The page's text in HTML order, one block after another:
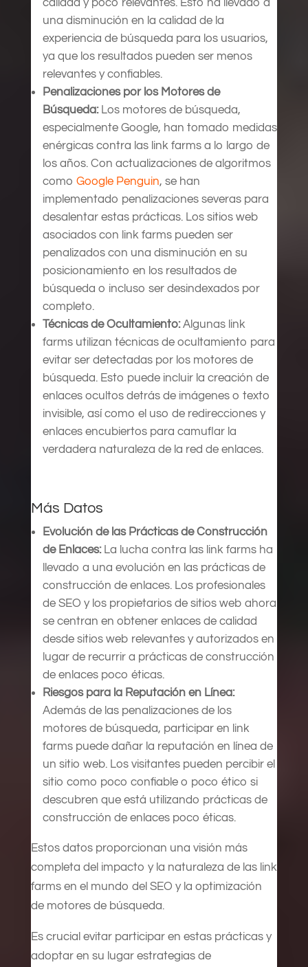
una disminución en la calidad de la
experiencia de búsqueda para los usuarios,
ya que los resultados pueden ser menos
relevantes y confiables.
Penalizaciones por los Motores de
Búsqueda:Los motores de búsqueda,
especialmente Google, han tomado medidas
enérgicas contra las link farms a lo largo de
los años. Con actualizaciones de algoritmos
como Google Penguin, se han
implementado penalizaciones severas para
desalentar estas prácticas. Los sitios web
asociados con link farms pueden ser
penalizados con una disminución en su
posicionamiento en los resultados de
búsqueda o incluso ser desindexados por
completo.
Técnicas de Ocultamiento:Algunas link
farms utilizan técnicas de ocultamiento para
evitar ser detectadas por los motores de
búsqueda. Esto puede incluir la creación de
enlaces ocultos detrás de imágenes o texto
invisible, así como el uso de redirecciones y
enlaces encubiertos para camuflar la
verdadera naturaleza de la red de enlaces.
Más Datos
Evolución de las Prácticas de Construcción
de Enlaces:La lucha contra las link farms ha
llevado a una evolución en las prácticas de
construcción de enlaces. Los profesionales
de SEO y los propietarios de sitios web ahora
se centran en obtener enlaces de calidad
desde sitios web relevantes y autorizados en
lugar de recurrir a prácticas de construcción
de enlaces poco éticas.
Riesgos para la Reputación en Línea:
Además de las penalizaciones de los
motores de búsqueda, participar en link
farms puede dañar la reputación en línea de
un sitio web. Los visitantes pueden percibir el
sitio como poco confiable o poco ético si
descubren que está utilizando prácticas de
construcción de enlaces poco éticas.
Estos datos proporcionan una visión más
completa del impacto y la naturaleza de las link
farms en el mundo del SEO y la optimización
de motores de búsqueda.
Es crucial evitar participar en estas prácticas y
adoptar en su lugar estrategias de